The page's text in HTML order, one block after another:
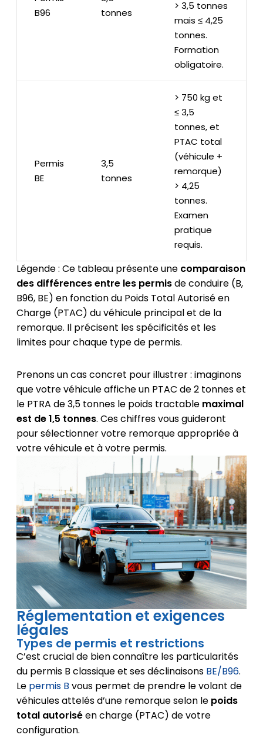
B96
tonnes
> 3,5 tonnes
mais ≤ 4,25
tonnes.
Formation
obligatoire.
Permis
BE
3,5
tonnes
> 750 kg et
≤ 3,5
tonnes, et
PTAC total
(véhicule +
remorque)
> 4,25
tonnes.
Examen
pratique
requis.
Légende : Ce tableau présente une comparaison
des différences entre les permisde conduire (B,
B96, BE) en fonction du Poids Total Autorisé en
Charge (PTAC) du véhicule principal et de la
remorque. Il précisent les spécificités et les
limites pour chaque type de permis.
Prenons un cas concret pour illustrer : imaginons
que votre véhicule affiche un PTAC de 2 tonnes et
le PTRA de 3,5 tonnes le poids tractable maximal
est de 1,5 tonnes. Ces chiffres vous guideront
pour sélectionner votre remorque appropriée à
votre véhicule et à votre permis.
Réglementation et exigences
légales
Types de permis et restrictions
C’est crucial de bien connaître les particularités
du permis B classique et ses déclinaisons BE/B96.
Le permis B vous permet de prendre le volant de
véhicules attelés d’une remorque selon le poids
total autoriséen charge (PTAC) de votre
configuration.